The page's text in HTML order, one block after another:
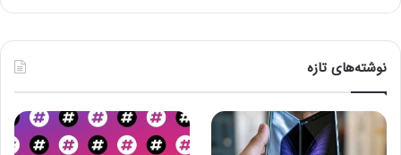
نوشته‌های تازه